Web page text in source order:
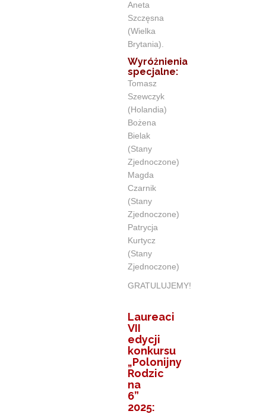
Aneta
Szczęsna
(Wielka
Brytania).
Wyróżnienia
specjalne:
Tomasz
Szewczyk
(Holandia)
Bożena
Bielak
(Stany
Zjednoczone)
Magda
Czarnik
(Stany
Zjednoczone)
Patrycja
Kurtycz
(Stany
Zjednoczone)
GRATULUJEMY!
Laureaci
VII
edycji
konkursu
„Polonijny
Rodzic
na
6”
2025: